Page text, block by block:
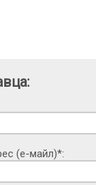
(е-майл)*: